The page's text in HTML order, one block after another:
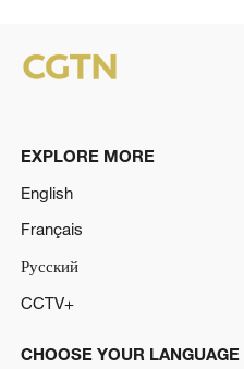
EXPLORE MORE
English
Français
Русский
CCTV+
CHOOSE YOUR LANGUAGE